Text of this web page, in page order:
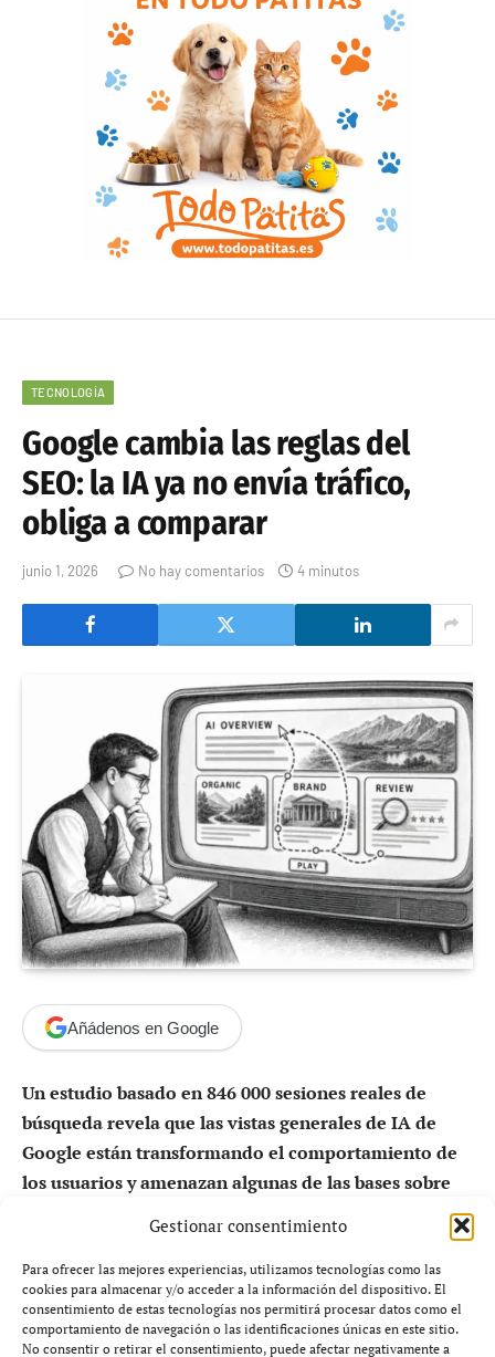
Gestionar consentimiento
Para ofrecer las mejores experiencias, utilizamos tecnologías como las
cookies para almacenar y/o acceder a la información del dispositivo. El
consentimiento de estas tecnologías nos permitirá procesar datos como el
comportamiento de navegación o las identificaciones únicas en este sitio.
No consentir o retirar el consentimiento, puede afectar negativamente a
TECNOLOGÍA
Google cambia las reglas del
SEO: la IA ya no envía tráfico,
obliga a comparar
junio 1, 2026 No hay comentarios 4 minutos
Añádenos en Google
Un estudio basado en 846 000 sesiones reales de
búsqueda revela que las vistas generales de IA de
Google están transformando el comportamiento de
los usuarios y amenazan algunas de las bases sobre
las que se construyó el SEO durante las últimas dos
La inteligencia artificial está cambiando internet más
rápido de lo que muchos imaginaban.